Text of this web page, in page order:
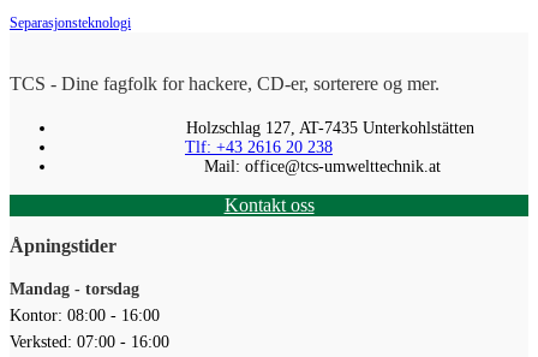
Separasjonsteknologi
TCS - Dine fagfolk for hackere, CD-er, sorterere og mer.
Holzschlag 127, AT-7435 Unterkohlstätten
Tlf: +43 2616 20 238
Mail: office@tcs-umwelttechnik.at
Kontakt oss
Åpningstider
Mandag - torsdag
Kontor: 08:00 - 16:00
Verksted: 07:00 - 16:00